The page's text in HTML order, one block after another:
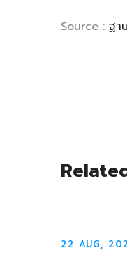
Source : ฐา
22 AUG,